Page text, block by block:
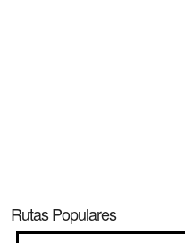
Rutas Populares